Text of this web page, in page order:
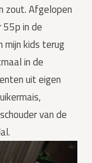
zout. Afgelopen
55p in de
mijn kids terug
in de
uit eigen
van de